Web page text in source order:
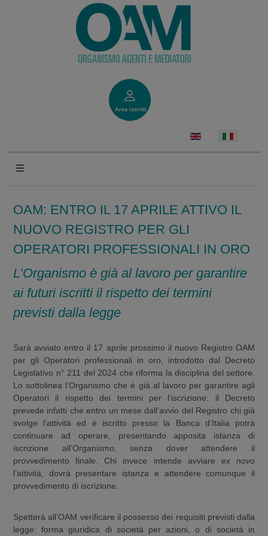
Area iscritti
OAM: ENTRO IL 17 APRILE ATTIVO IL
NUOVO REGISTRO PER GLI
OPERATORI PROFESSIONALI IN ORO
L’Organismo è già al lavoro per garantire
ai futuri iscritti il rispetto dei termini
previsti dalla legge
Sarà avviato entro il 17 aprile prossimo il nuovo Registro OAM
per gli Operatori professionali in oro, introdotto dal Decreto
Legislativo n° 211 del 2024 che riforma la disciplina del settore.
Lo sottolinea l’Organismo che è già al lavoro per garantire agli
Operatori il rispetto dei termini per l’iscrizione: il Decreto
prevede infatti che entro un mese dall’avvio del Registro chi già
svolge l’attività ed è iscritto presso la Banca d’Italia potrà
continuare ad operare, presentando apposita istanza di
iscrizione all’Organismo, senza dover attendere il
provvedimento finale. Chi invece intende avviare ex novo
l’attività, dovrà presentare istanza e attendere comunque il
provvedimento di iscrizione.
Spetterà all’OAM verificare il possesso dei requisiti previsti dalla
legge: forma giuridica di società per azioni, o di società in